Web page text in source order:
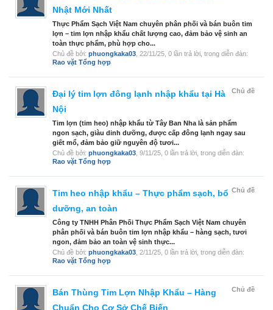
Nhật Mới Nhất
Thực Phẩm Sạch Việt Nam chuyên phân phối và bán buôn tim
lợn – tim lợn nhập khẩu chất lượng cao, đảm bảo vệ sinh an
toàn thực phẩm, phù hợp cho...
Chủ đề bởi: phuongkaka03 22/11/25 , 0 lần trả lời, trong diễn đàn:
Rao vặt Tổng hợp
Chủ đề
Đại lý tim lợn đông lạnh nhập khẩu tại Hà
Nội
Tim lợn (tim heo) nhập khẩu từ Tây Ban Nha là sản phẩm
ngon sạch, giàu dinh dưỡng, được cấp đông lạnh ngay sau
giết mổ, đảm bảo giữ nguyên độ tươi...
Chủ đề bởi: phuongkaka03 9/11/25 , 0 lần trả lời, trong diễn đàn:
Rao vặt Tổng hợp
Chủ đề
Tim heo nhập khẩu – Thực phẩm sạch, bổ
dưỡng, an toàn
Công ty TNHH Phân Phối Thực Phẩm Sạch Việt Nam chuyên
phân phối và bán buôn tim lợn nhập khẩu – hàng sạch, tươi
ngon, đảm bảo an toàn vệ sinh thực...
Chủ đề bởi: phuongkaka03 2/11/25 , 0 lần trả lời, trong diễn đàn:
Rao vặt Tổng hợp
Chủ đề
Bán Thùng Tim Lợn Nhập Khẩu – Hàng
Chuẩn Cho Cơ Sở Chế Biến